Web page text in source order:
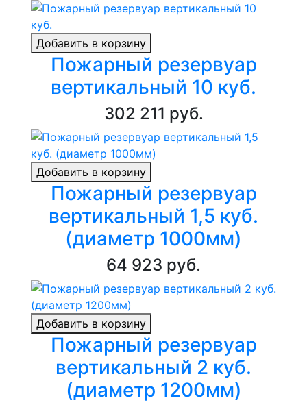
Добавить в корзину
Пожарный резервуар
вертикальный 10 куб.
302 211 руб.
Добавить в корзину
Пожарный резервуар
вертикальный 1,5 куб.
(диаметр 1000мм)
64 923 руб.
Добавить в корзину
Пожарный резервуар
вертикальный 2 куб.
(диаметр 1200мм)